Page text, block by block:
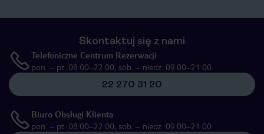
Skontaktuj się z nami
Telefoniczne Centrum Rezerwacji
pon. – pt. 08:00–22:00, sob. – niedz. 09:00–21:00
22 270 31 20
Biuro Obsługi Klienta
pon. – pt. 08:00–22:00, sob. – niedz. 09:00–21:00